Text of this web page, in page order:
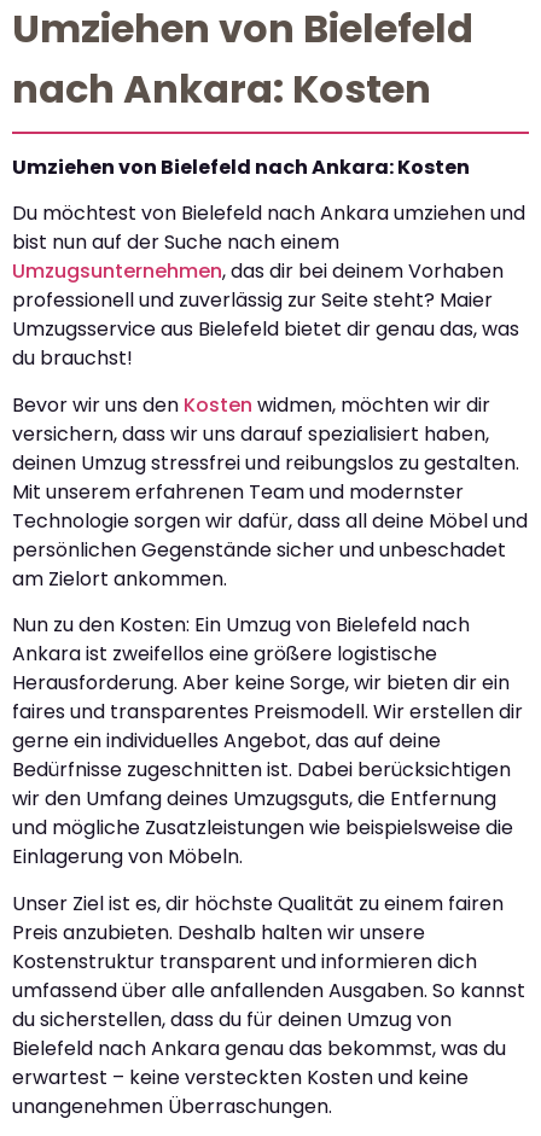
Umziehen von Bielefeld
nach Ankara: Kosten
Umziehen von Bielefeld nach Ankara: Kosten
Du möchtest von Bielefeld nach Ankara umziehen und
bist nun auf der Suche nach einem
Umzugsunternehmen, das dir bei deinem Vorhaben
professionell und zuverlässig zur Seite steht? Maier
Umzugsservice aus Bielefeld bietet dir genau das, was
du brauchst!
Bevor wir uns den Kosten widmen, möchten wir dir
versichern, dass wir uns darauf spezialisiert haben,
deinen Umzug stressfrei und reibungslos zu gestalten.
Mit unserem erfahrenen Team und modernster
Technologie sorgen wir dafür, dass all deine Möbel und
persönlichen Gegenstände sicher und unbeschadet
am Zielort ankommen.
Nun zu den Kosten: Ein Umzug von Bielefeld nach
Ankara ist zweifellos eine größere logistische
Herausforderung. Aber keine Sorge, wir bieten dir ein
faires und transparentes Preismodell. Wir erstellen dir
gerne ein individuelles Angebot, das auf deine
Bedürfnisse zugeschnitten ist. Dabei berücksichtigen
wir den Umfang deines Umzugsguts, die Entfernung
und mögliche Zusatzleistungen wie beispielsweise die
Einlagerung von Möbeln.
Unser Ziel ist es, dir höchste Qualität zu einem fairen
Preis anzubieten. Deshalb halten wir unsere
Kostenstruktur transparent und informieren dich
umfassend über alle anfallenden Ausgaben. So kannst
du sicherstellen, dass du für deinen Umzug von
Bielefeld nach Ankara genau das bekommst, was du
erwartest – keine versteckten Kosten und keine
unangenehmen Überraschungen.